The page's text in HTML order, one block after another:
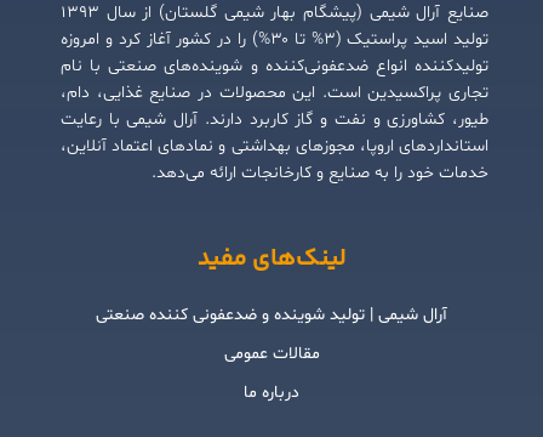
صنایع آرال شیمی (پیشگام بهار شیمی گلستان) از سال ۱۳۹۳
تولید اسید پراستیک (۳% تا ۳۰%) را در کشور آغاز کرد و امروزه
تولیدکننده انواع ضدعفونی‌کننده و شوینده‌های صنعتی با نام
تجاری پراکسیدین است. این محصولات در صنایع غذایی، دام،
طیور، کشاورزی و نفت و گاز کاربرد دارند. آرال شیمی با رعایت
استانداردهای اروپا، مجوزهای بهداشتی و نمادهای اعتماد آنلاین،
خدمات خود را به صنایع و کارخانجات ارائه می‌دهد.
لینک‌های مفید
آرال شیمی | تولید شوینده و ضدعفونی کننده صنعتی
مقالات عمومی
درباره ما